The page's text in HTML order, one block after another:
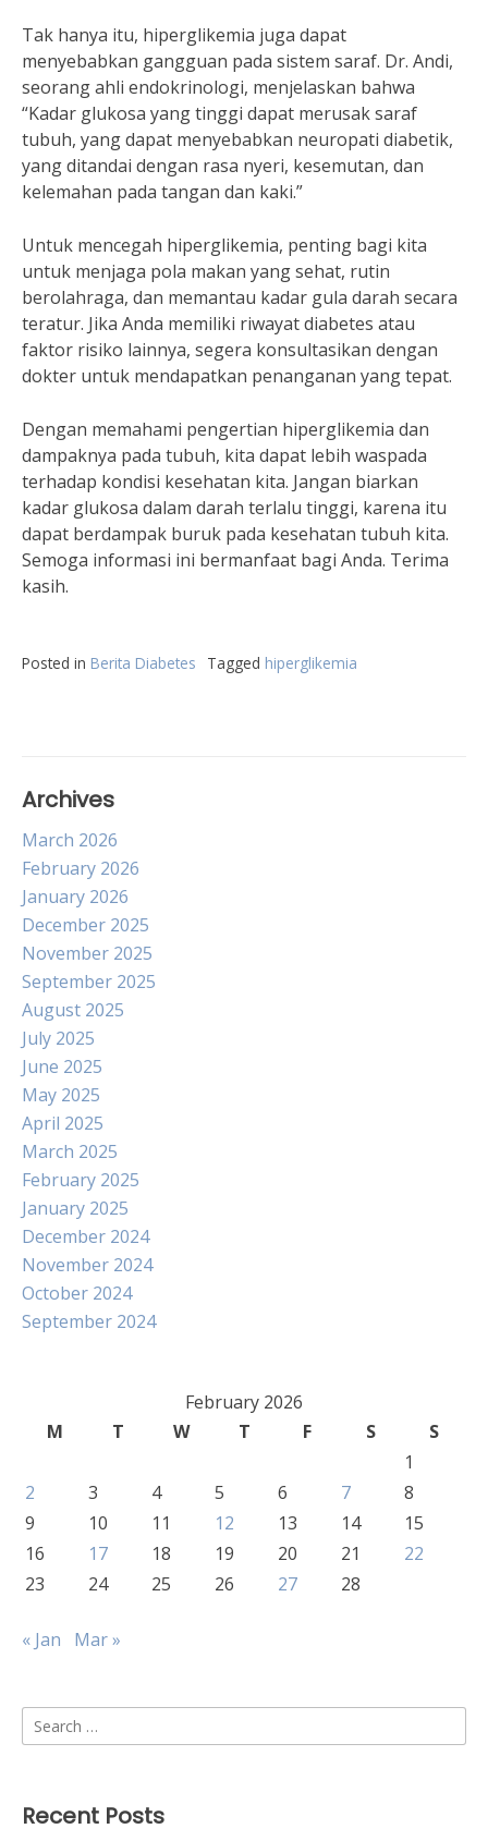
Tak hanya itu, hiperglikemia juga dapat
menyebabkan gangguan pada sistem saraf. Dr. Andi,
seorang ahli endokrinologi, menjelaskan bahwa
“Kadar glukosa yang tinggi dapat merusak saraf
tubuh, yang dapat menyebabkan neuropati diabetik,
yang ditandai dengan rasa nyeri, kesemutan, dan
kelemahan pada tangan dan kaki.”
Untuk mencegah hiperglikemia, penting bagi kita
untuk menjaga pola makan yang sehat, rutin
berolahraga, dan memantau kadar gula darah secara
teratur. Jika Anda memiliki riwayat diabetes atau
faktor risiko lainnya, segera konsultasikan dengan
dokter untuk mendapatkan penanganan yang tepat.
Dengan memahami pengertian hiperglikemia dan
dampaknya pada tubuh, kita dapat lebih waspada
terhadap kondisi kesehatan kita. Jangan biarkan
kadar glukosa dalam darah terlalu tinggi, karena itu
dapat berdampak buruk pada kesehatan tubuh kita.
Semoga informasi ini bermanfaat bagi Anda. Terima
kasih.
Posted in Berita Diabetes Tagged hiperglikemia
Archives
March 2026
February 2026
January 2026
December 2025
November 2025
September 2025
August 2025
July 2025
June 2025
May 2025
April 2025
March 2025
February 2025
January 2025
December 2024
November 2024
October 2024
September 2024
February 2026
M
T W T F S
S
1
2
3 4 5 6 7
8
9
10 11 12 13 14
15
16
17 18 19 20 21
22
23
24 25 26 27 28
« Jan Mar »
Search
for:
Recent Posts